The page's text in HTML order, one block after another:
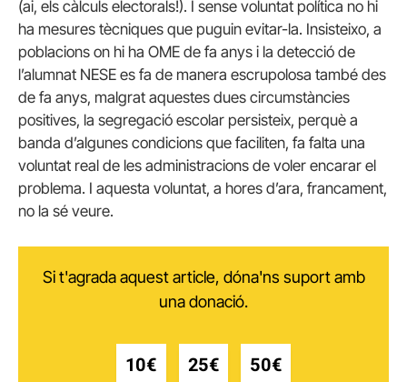
(ai, els càlculs electorals!). I sense voluntat política no hi
ha mesures tècniques que puguin evitar-la. Insisteixo, a
poblacions on hi ha OME de fa anys i la detecció de
l’alumnat NESE es fa de manera escrupolosa també des
de fa anys, malgrat aquestes dues circumstàncies
positives, la segregació escolar persisteix, perquè a
banda d’algunes condicions que faciliten, fa falta una
voluntat real de les administracions de voler encarar el
problema. I aquesta voluntat, a hores d’ara, francament,
no la sé veure.
Si t'agrada aquest article, dóna'ns suport amb
una donació.
10€ 25€ 50€